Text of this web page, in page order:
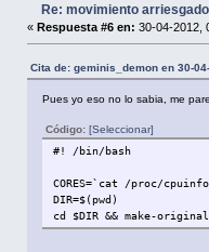
Re: movimiento
«Respuesta #6 en: 30-04-2012,
Cita de: geminis_demon en 30-
Pues yo eso no lo sabia, me
Código:[Seleccionar]
#! /bin/bash
CORES=`cat /proc/
DIR=$(pwd)
cd $DIR && make-original